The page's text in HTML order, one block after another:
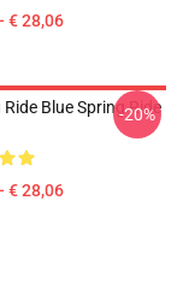
€ 28,06
Blue Spring Ride
€ 28,06
-20%